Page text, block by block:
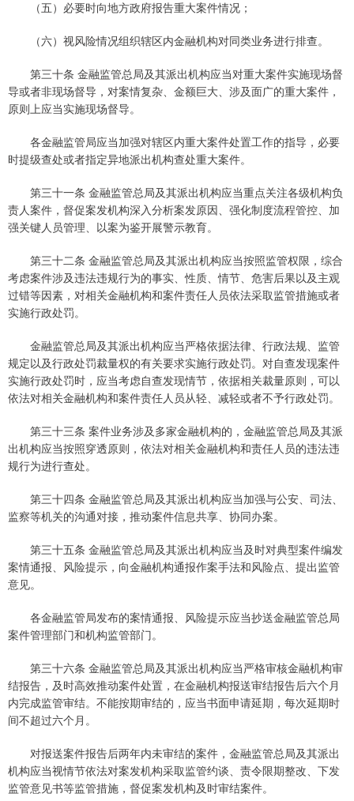
（五）必要时向地方政府报告重大案件情况；
（六）视风险情况组织辖区内金融机构对同类业务进行排查。
第三十条 金融监管总局及其派出机构应当对重大案件实施现场督
导或者非现场督导，对案情复杂、金额巨大、涉及面广的重大案件，
原则上应当实施现场督导。
各金融监管局应当加强对辖区内重大案件处置工作的指导，必要
时提级查处或者指定异地派出机构查处重大案件。
第三十一条 金融监管总局及其派出机构应当重点关注各级机构负
责人案件，督促案发机构深入分析案发原因、强化制度流程管控、加
强关键人员管理、以案为鉴开展警示教育。
第三十二条 金融监管总局及其派出机构应当按照监管权限，综合
考虑案件涉及违法违规行为的事实、性质、情节、危害后果以及主观
过错等因素，对相关金融机构和案件责任人员依法采取监管措施或者
实施行政处罚。
金融监管总局及其派出机构应当严格依据法律、行政法规、监管
规定以及行政处罚裁量权的有关要求实施行政处罚。对自查发现案件
实施行政处罚时，应当考虑自查发现情节，依据相关裁量原则，可以
依法对相关金融机构和案件责任人员从轻、减轻或者不予行政处罚。
第三十三条 案件业务涉及多家金融机构的，金融监管总局及其派
出机构应当按照穿透原则，依法对相关金融机构和责任人员的违法违
规行为进行查处。
第三十四条 金融监管总局及其派出机构应当加强与公安、司法、
监察等机关的沟通对接，推动案件信息共享、协同办案。
第三十五条 金融监管总局及其派出机构应当及时对典型案件编发
案情通报、风险提示，向金融机构通报作案手法和风险点、提出监管
意见。
各金融监管局发布的案情通报、风险提示应当抄送金融监管总局
案件管理部门和机构监管部门。
第三十六条 金融监管总局及其派出机构应当严格审核金融机构审
结报告，及时高效推动案件处置，在金融机构报送审结报告后六个月
内完成监管审结。不能按期审结的，应当书面申请延期，每次延期时
间不超过六个月。
对报送案件报告后两年内未审结的案件，金融监管总局及其派出
机构应当视情节依法对案发机构采取监管约谈、责令限期整改、下发
监管意见书等监管措施，督促案发机构及时审结案件。